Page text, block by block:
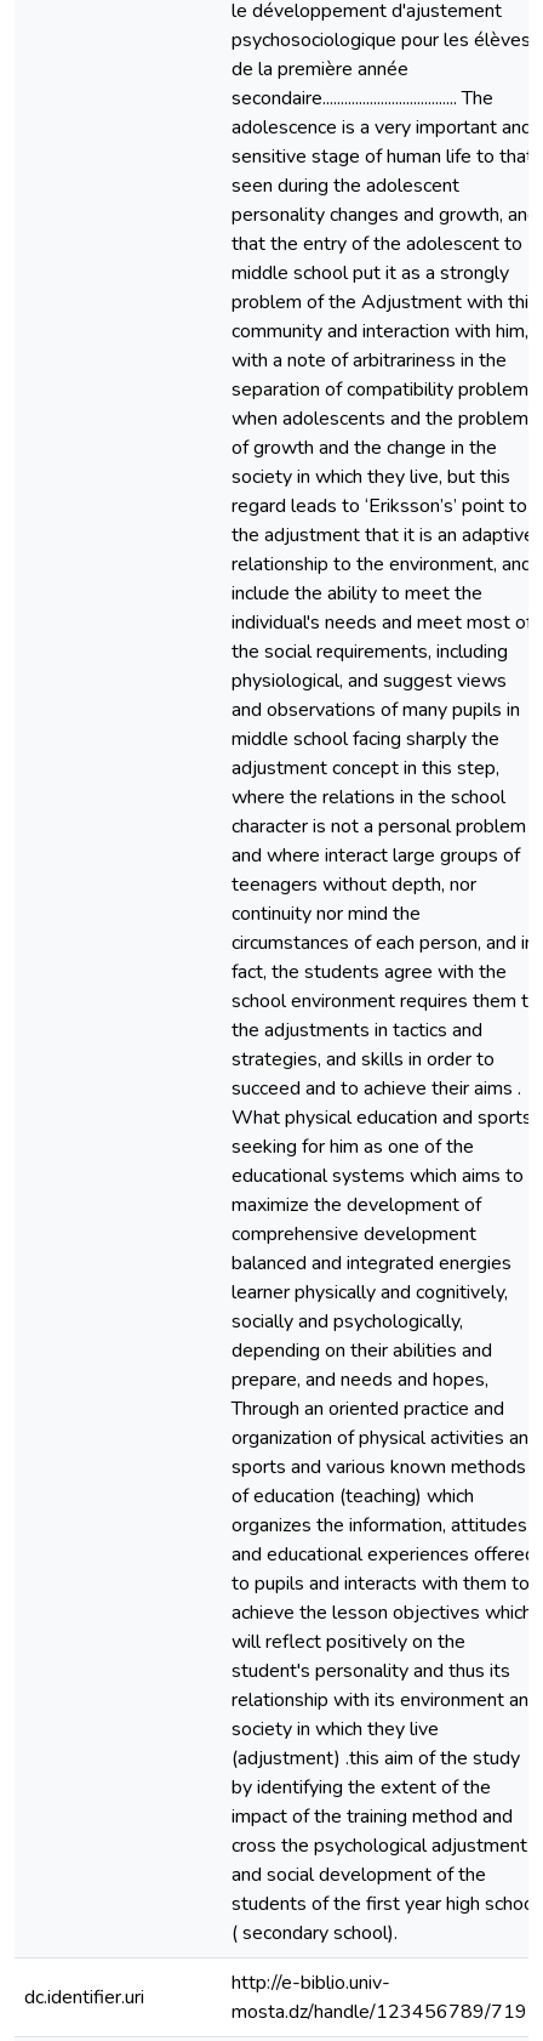
le développement d'ajustement
psychosociologique pour les élèves
de la première année
secondaire..................................... The
adolescence is a very important and
sensitive stage of human life to that
seen during the adolescent
personality changes and growth, and
that the entry of the adolescent to
middle school put it as a strongly
problem of the Adjustment with this
community and interaction with him,
with a note of arbitrariness in the
separation of compatibility problems
when adolescents and the problems
of growth and the change in the
society in which they live, but this
regard leads to ‘Eriksson’s’ point to
the adjustment that it is an adaptive
relationship to the environment, and
include the ability to meet the
individual's needs and meet most of
the social requirements, including
physiological, and suggest views
and observations of many pupils in
middle school facing sharply the
adjustment concept in this step,
where the relations in the school
character is not a personal problem
and where interact large groups of
teenagers without depth, nor
continuity nor mind the
circumstances of each person, and in
fact, the students agree with the
school environment requires them to
the adjustments in tactics and
strategies, and skills in order to
succeed and to achieve their aims .
What physical education and sports
seeking for him as one of the
educational systems which aims to
maximize the development of
comprehensive development
balanced and integrated energies
learner physically and cognitively,
socially and psychologically,
depending on their abilities and
prepare, and needs and hopes,
Through an oriented practice and
organization of physical activities and
sports and various known methods
of education (teaching) which
organizes the information, attitudes
and educational experiences offered
to pupils and interacts with them to
achieve the lesson objectives which
will reflect positively on the
student's personality and thus its
relationship with its environment and
society in which they live
(adjustment) .this aim of the study
by identifying the extent of the
impact of the training method and
cross the psychological adjustment
and social development of the
students of the first year high school
( secondary school).
dc.identifier.uri
http://e-biblio.univ-
mosta.dz/handle/123456789/7197